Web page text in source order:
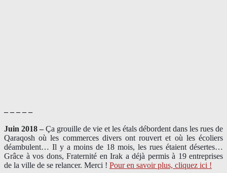
– – – – –
Juin 2018 – Ça grouille de vie et les étals débordent dans les rues de
Qaraqosh où les commerces divers ont rouvert et où les écoliers
déambulent… Il y a moins de 18 mois, les rues étaient désertes…
Grâce à vos dons, Fraternité en Irak a déjà permis à 19 entreprises
de la ville de se relancer. Merci ! Pour en savoir plus, cliquez ici !